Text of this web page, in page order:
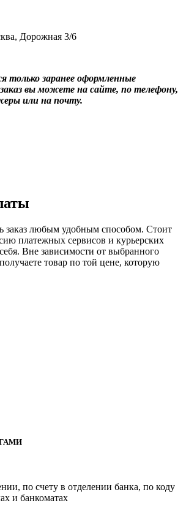
Дорожная 3/6
только заранее оформленные
вы можете на сайте, по телефону,
или на почту.
заказ любым удобным способом. Стоит
платежных сервисов и курьерских
Вне зависимости от выбранного
товар по той цене, которую
по счету в отделении банка, по коду
и банкоматах